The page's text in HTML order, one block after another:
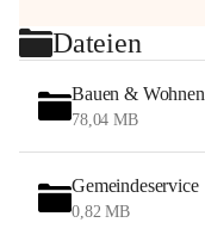
Dateien
Bauen & Wohnen
78,04 MB
Gemeindeservice
0,82 MB